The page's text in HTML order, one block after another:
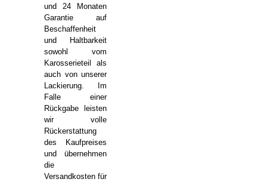
und 24 Monaten
Garantie auf
Beschaffenheit
und Haltbarkeit
sowohl vom
Karosserieteil als
auch von unserer
Lackierung. Im
Falle einer
Rückgabe leisten
wir volle
Rückerstattung
des Kaufpreises
und übernehmen
die
Versandkosten für